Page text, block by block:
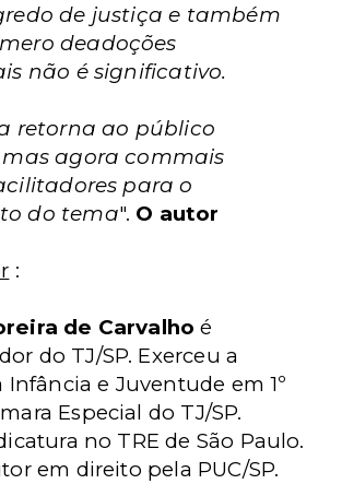
de justiça e também
deadoções
não é significativo.
retorna ao público
mas agora commais
para o
do tema". O autor
:
de Carvalhoé
do TJ/SP. Exerceu a
e Juventude em 1º
Especial do TJ/SP.
no TRE de São Paulo.
em direito pela PUC/SP.